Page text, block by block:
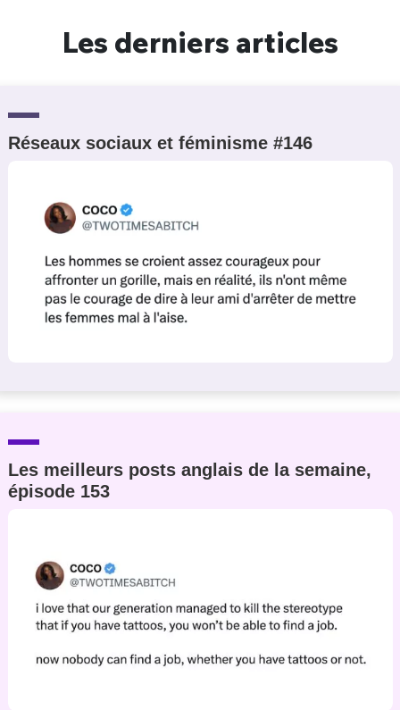
Les derniers articles
Réseaux sociaux et féminisme #146
Les meilleurs posts anglais de la semaine,
épisode 153
Un Thread